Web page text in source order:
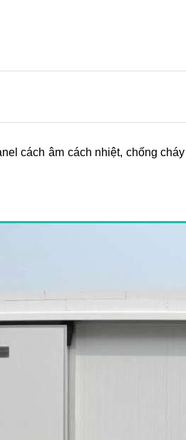
cách âm cách nhiệt, chống